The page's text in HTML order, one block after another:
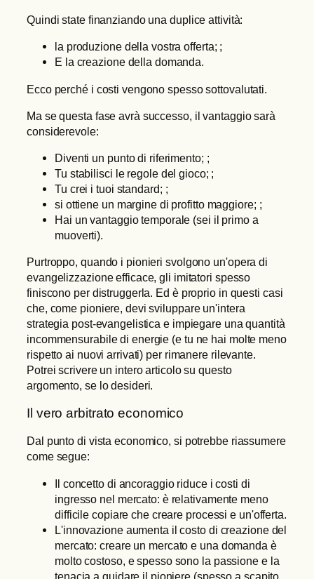
Quindi state finanziando una duplice attività:
la produzione della vostra offerta; ;
E la creazione della domanda.
Ecco perché i costi vengono spesso sottovalutati.
Ma se questa fase avrà successo, il vantaggio sarà
considerevole:
Diventi un punto di riferimento; ;
Tu stabilisci le regole del gioco; ;
Tu crei i tuoi standard; ;
si ottiene un margine di profitto maggiore; ;
Hai un vantaggio temporale (sei il primo a
muoverti).
Purtroppo, quando i pionieri svolgono un'opera di
evangelizzazione efficace, gli imitatori spesso
finiscono per distruggerla. Ed è proprio in questi casi
che, come pioniere, devi sviluppare un'intera
strategia post-evangelistica e impiegare una quantità
incommensurabile di energie (e tu ne hai molte meno
rispetto ai nuovi arrivati) per rimanere rilevante.
Potrei scrivere un intero articolo su questo
argomento, se lo desideri.
Il vero arbitrato economico
Dal punto di vista economico, si potrebbe riassumere
come segue:
Il concetto di ancoraggio riduce i costi di
ingresso nel mercato: è relativamente meno
difficile copiare che creare processi e un'offerta.
L'innovazione aumenta il costo di creazione del
mercato: creare un mercato e una domanda è
molto costoso, e spesso sono la passione e la
tenacia a guidare il pioniere (spesso a scapito